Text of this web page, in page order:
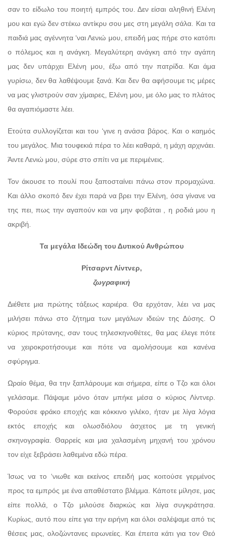
σαν το είδωλο του ποιητή εμπρός του. Δεν είσαι αληθινή Ελένη
μου και εγώ δεν στέκω αντίκρυ σου μες στη μεγάλη σάλα. Και τα
παιδιά μας αγέννητα ‘ναι Λενιώ μου, επειδή μας πήρε στο κατόπι
ο πόλεμος και η ανάγκη. Μεγαλύτερη ανάγκη από την αγάπη
μας δεν υπάρχει Ελένη μου, έξω από την πατρίδα. Και άμα
γυρίσω, δεν θα λαθέψουμε ξανά. Και δεν θα αφήσουμε τις μέρες
να μας γλιστρούν σαν χίμαιρες, Ελένη μου, με όλο μας το πλάτος
θα αγαπιόμαστε λέει.
Ετούτα συλλογίζεται και του ‘γινε η ανάσα βάρος. Και ο καημός
του μεγάλος. Μια τουφεκιά πέρα το λέει καθαρά, η μάχη αρχινάει.
Άιντε Λενιώ μου, σύρε στο σπίτι να με περιμένεις.
Τον άκουσε το πουλί που ξαποσταίνει πάνω στον προμαχώνα.
Και άλλο σκοπό δεν έχει παρά να βρει την Ελένη, όσα γίνανε να
της πει, πως την αγαπούν και να μην φοβάται , η ροδιά μου η
ακριβή.
Τα μεγάλα Ιδεώδη του Δυτικού Ανθρώπου
Ρίτσαρντ Λίντνερ,
ζωγραφική
Διέθετε μια πρώτης τάξεως καριέρα. Θα ερχόταν, λέει να μας
μιλήσει πάνω στο ζήτημα των μεγάλων ιδεών της Δύσης. Ο
κύριος πρύτανης, σαν τους τηλεσκηνοθέτες, θα μας έλεγε πότε
να χειροκροτήσουμε και πότε να αμολήσουμε και κανένα
σφύριγμα.
Ωραίο θέμα, θα την ξαπλάρουμε και σήμερα, είπε ο Τζο και όλοι
γελάσαμε. Πάψαμε μόνο όταν μπήκε μέσα ο κύριος Λίντνερ.
Φορούσε φράκο εποχής και κόκκινο γιλέκο, ήταν με λίγα λόγια
εκτός εποχής και ολωσδιόλου άσχετος με τη γενική
σκηνογραφία. Θαρρείς και μια χαλασμένη μηχανή του χρόνου
τον είχε ξεβράσει λαθεμένα εδώ πέρα.
Ίσως να το ‘νιωθε και εκείνος επειδή μας κοιτούσε γερμένος
προς τα εμπρός με ένα απαθέστατο βλέμμα. Κάποτε μίλησε, μας
είπε πολλά, ο Τζο μιλούσε διαρκώς και λίγα συγκράτησα.
Κυρίως, αυτό που είπε για την ειρήνη και όλοι σαλέψαμε από τις
θέσεις μας, ολοζώντανες ειρωνείες. Και έπειτα κάτι για τον Θεό